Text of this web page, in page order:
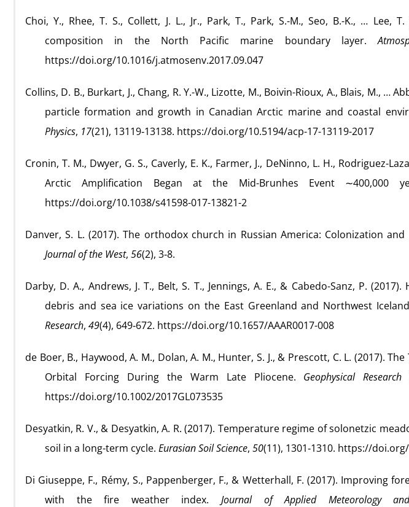
Choi, Y., Rhee, T. S., Collett, J. L., Jr., Park, T., Park, S.-M., Seo, B.-K., … Lee,
composition in the North Pacific marine boundary layer.
https://doi.org/10.1016/j.atmosenv.2017.09.047
Collins, D. B., Burkart, J., Chang, R. Y.-W., Lizotte, M., Boivin-Rioux, A., Blais, M., …
particle formation and growth in Canadian Arctic marine and coastal
Physics, 17(21), 13119‑13138. https://doi.org/10.5194/acp-17-13119-2017
Cronin, T. M., Dwyer, G. S., Caverly, E. K., Farmer, J., DeNinno, L. H., Rodriguez-
Arctic Amplification Began at the Mid-Brunhes Event ∼400,000
https://doi.org/10.1038/s41598-017-13821-2
Danver, S. L. (2017). The orthodox church in Russian America: Colonization
Journal of the West, 56(2), 3‑8.
Darby, D. A., Andrews, J. T., Belt, S. T., Jennings, A. E., & Cabedo-Sanz, P.
debris and sea ice variations on the East Greenland and Northwest
Research, 49(4), 649‑672. https://doi.org/10.1657/AAAR0017-008
de Boer, B., Haywood, A. M., Dolan, A. M., Hunter, S. J., & Prescott, C. L. (2017).
Orbital Forcing During the Warm Late Pliocene. Geophysical Research
https://doi.org/10.1002/2017GL073535
Desyatkin, R. V., & Desyatkin, A. R. (2017). Temperature regime of solonetzic
soil in a long-term cycle. Eurasian Soil Science, 50(11), 1301‑1310. https://
Di Giuseppe, F., Rémy, S., Pappenberger, F., & Wetterhall, F. (2017). Improving
with the fire weather index. Journal of Applied Meteorology